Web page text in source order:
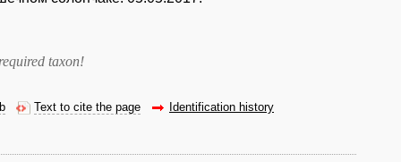
taxon!
Text to cite the page Identification history